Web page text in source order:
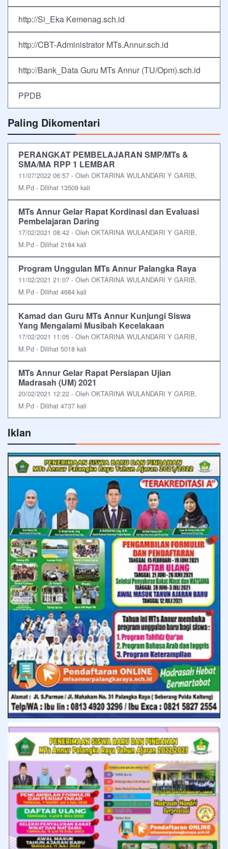
http://Si_Eka Kemenag.sch.id
http://CBT-Administrator MTs.Annur.sch.id
http://Bank_Data Guru MTs Annur (TU/Opm).sch.id
PPDB
Paling Dikomentari
PERANGKAT PEMBELAJARAN SMP/MTs &
SMA/MA RPP 1 LEMBAR
11/07/2022 06:57 - Oleh OKTARINA WULANDARI Y GARIB,
M.Pd - Dilihat 13509 kali
MTs Annur Gelar Rapat Kordinasi dan Evaluasi
Pembelajaran Daring
17/02/2021 08:42 - Oleh OKTARINA WULANDARI Y GARIB,
M.Pd - Dilihat 2184 kali
Program Unggulan MTs Annur Palangka Raya
11/02/2021 21:07 - Oleh OKTARINA WULANDARI Y GARIB,
M.Pd - Dilihat 4684 kali
Kamad dan Guru MTs Annur Kunjungi Siswa
Yang Mengalami Musibah Kecelakaan
17/02/2021 11:05 - Oleh OKTARINA WULANDARI Y GARIB,
M.Pd - Dilihat 5018 kali
MTs Annur Gelar Rapat Persiapan Ujian
Madrasah (UM) 2021
20/02/2021 12:22 - Oleh OKTARINA WULANDARI Y GARIB,
M.Pd - Dilihat 4737 kali
Iklan